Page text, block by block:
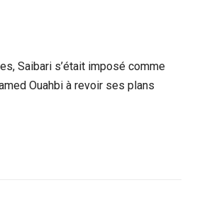
Saibari s’était imposé comme
Ouahbi à revoir ses plans